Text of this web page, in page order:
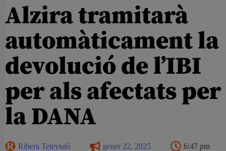
Alzira tramitarà
automàticament la
devolució de l’IBI
per als afectats per
la DANA
Ribera Televisió gener 22, 2025 6:47 pm